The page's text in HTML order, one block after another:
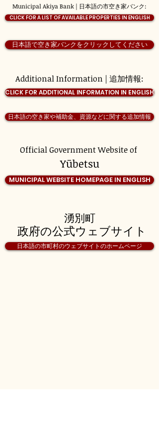
日本語で空き家バンクをクリックしてください
Municipal Akiya Bank | 日本語の市空き家バンク:
Additional Information | 追加情報:
CLICK FOR A LIST OF AVAILABLE PROPERTIES IN ENGLISH
CLICK FOR ADDITIONAL INFORMATION IN ENGLISH
Official Government Website of
Yūbetsu
日本語の空き家や補助金、資源などに関する追加情報
MUNICIPAL WEBSITE HOMEPAGE IN ENGLISH
湧別町
日本語の市町村のウェブサイトのホームページ
政府の公式ウェブサイト